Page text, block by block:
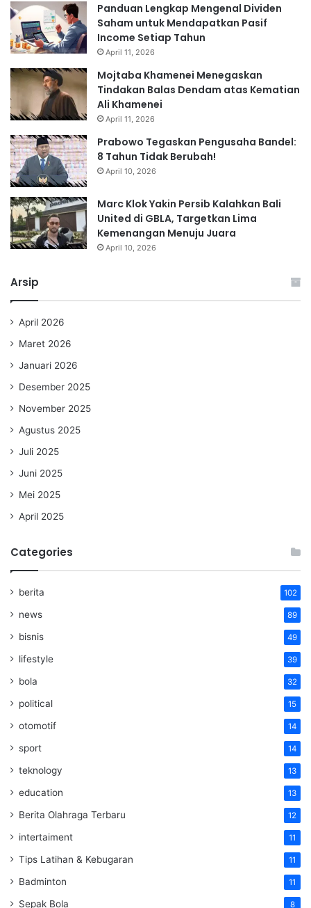
Panduan Lengkap Mengenal Dividen
Saham untuk Mendapatkan Pasif
Income Setiap Tahun
April 11, 2026
Mojtaba Khamenei Menegaskan
Tindakan Balas Dendam atas Kematian
Ali Khamenei
April 11, 2026
Prabowo Tegaskan Pengusaha Bandel:
8 Tahun Tidak Berubah!
April 10, 2026
Marc Klok Yakin Persib Kalahkan Bali
United di GBLA, Targetkan Lima
Kemenangan Menuju Juara
April 10, 2026
Arsip
April 2026
Maret 2026
Januari 2026
Desember 2025
November 2025
Agustus 2025
Juli 2025
Juni 2025
Mei 2025
April 2025
Categories
berita 102
news 89
bisnis 49
lifestyle 39
bola 32
political 15
otomotif 14
sport 14
teknology 13
education 13
Berita Olahraga Terbaru 12
intertaiment 11
Tips Latihan & Kebugaran 11
Badminton 11
Sepak Bola 8